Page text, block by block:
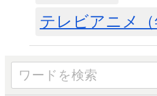
テレビアニメ（